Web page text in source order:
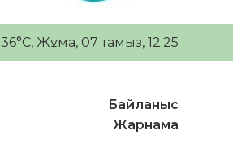
36°C, Жұма, 07 тамыз, 12:25
Байланыс
Жарнама